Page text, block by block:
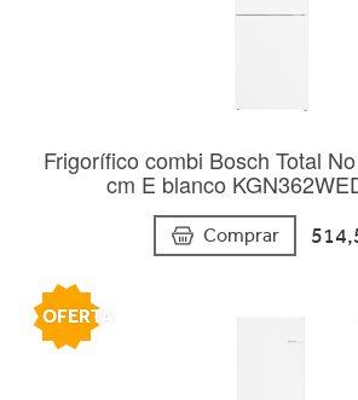
Frigorífico combi Bosch Total
cm E blanco
Comprar
OFERTA